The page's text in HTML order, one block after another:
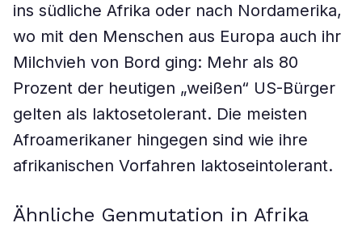
ins südliche Afrika oder nach Nordamerika,
wo mit den Menschen aus Europa auch ihr
Milchvieh von Bord ging: Mehr als 80
Prozent der heutigen „weißen“ US-Bürger
gelten als laktosetolerant. Die meisten
Afroamerikaner hingegen sind wie ihre
afrikanischen Vorfahren laktoseintolerant.
Ähnliche Genmutation in Afrika